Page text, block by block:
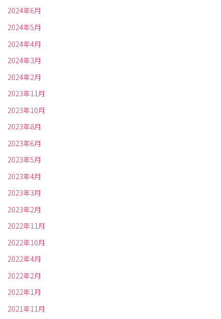
2024年6月
2024年5月
2024年4月
2024年3月
2024年2月
2023年11月
2023年10月
2023年8月
2023年6月
2023年5月
2023年4月
2023年3月
2023年2月
2022年11月
2022年10月
2022年4月
2022年2月
2022年1月
2021年11月